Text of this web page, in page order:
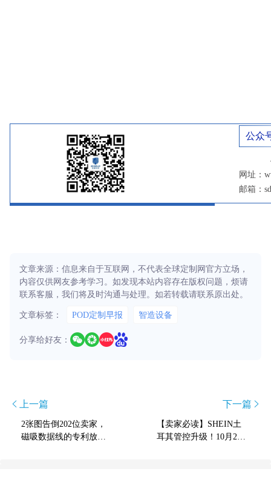
公众
网址：
邮箱：
文章来源：信息来自于互联网，不代表全球定制网官方立场，
内容仅供网友参考学习。如发现本站内容存在版权问题，烦请
联系客服，我们将及时沟通与处理。如若转载请联系原出处。
文章标签： POD定制早报 智造设备
分享给好友：
上一篇
2张图告倒202位卖家，
磁吸数据线的专利放倒
下一篇
【卖家必读】SHEIN土
耳其管控升级！10月24